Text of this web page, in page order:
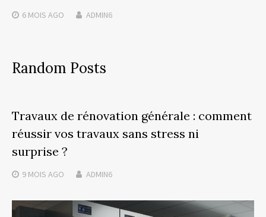
6 MOIS AGO ADMIN6
Random Posts
Travaux de rénovation générale : comment
réussir vos travaux sans stress ni
surprise ?
9 MOIS AGO ADMIN6